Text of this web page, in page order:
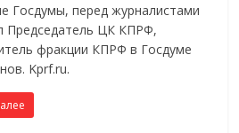
Госдумы, перед журналистами
Председатель ЦК КПРФ,
фракции КПРФ в Госдуме
Kprf.ru.